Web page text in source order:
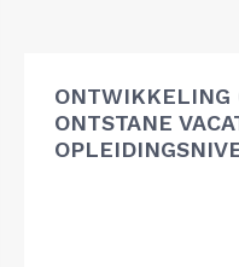
ONTWIKKELING
ONTSTANE